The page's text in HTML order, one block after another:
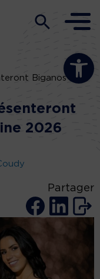
Ouvrir la
Biganos à
2026
Partager